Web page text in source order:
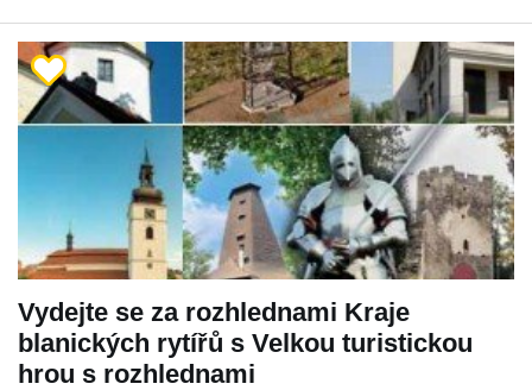
Vydejte se za rozhlednami Kraje
blanických rytířů s Velkou turistickou
hrou s rozhlednami